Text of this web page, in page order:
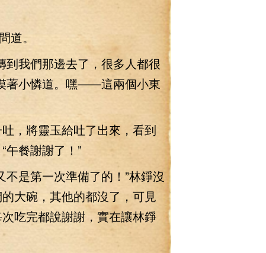
。
我們那邊去了，很多人都很
著小憐道。嘿——這兩個小東
，將靈玉給吐了出來，看到
午餐謝謝了！”
是第一次準備了的！”林錚沒
大碗，其他的都沒了，可見
吃完都說謝謝，實在讓林錚